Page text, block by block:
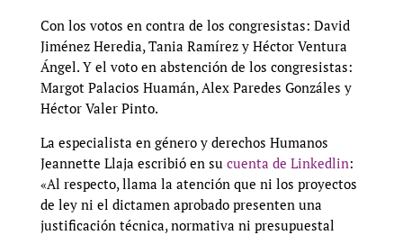
Con los votos en contra de los congresistas: David
Jiménez Heredia, Tania Ramírez y Héctor Ventura
Ángel. Y el voto en abstención de los congresistas:
Margot Palacios Huamán, Alex Paredes Gonzáles y
Héctor Valer Pinto.
La especialista en género y derechos Humanos
Jeannette Llaja escribió en su cuenta de Linkedlin:
«Al respecto, llama la atención que ni los proyectos
de ley ni el dictamen aprobado presenten una
justificación técnica, normativa ni presupuestal